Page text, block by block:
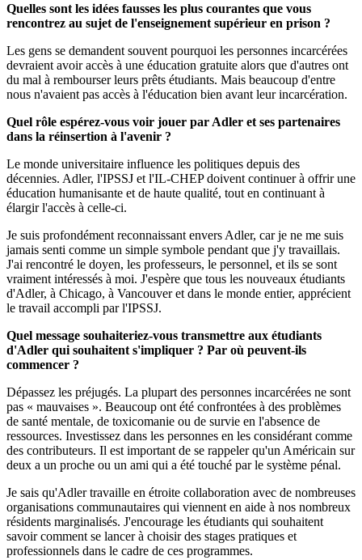
Quelles sont les idées fausses les plus courantes que vous
rencontrez au sujet de l'enseignement supérieur en prison ?
Les gens se demandent souvent pourquoi les personnes incarcérées
devraient avoir accès à une éducation gratuite alors que d'autres ont
du mal à rembourser leurs prêts étudiants. Mais beaucoup d'entre
nous n'avaient pas accès à l'éducation bien avant leur incarcération.
Quel rôle espérez-vous voir jouer par Adler et ses partenaires
dans la réinsertion à l'avenir ?
Le monde universitaire influence les politiques depuis des
décennies. Adler, l'IPSSJ et l'IL-CHEP doivent continuer à offrir une
éducation humanisante et de haute qualité, tout en continuant à
élargir l'accès à celle-ci.
Je suis profondément reconnaissant envers Adler, car je ne me suis
jamais senti comme un simple symbole pendant que j'y travaillais.
J'ai rencontré le doyen, les professeurs, le personnel, et ils se sont
vraiment intéressés à moi. J'espère que tous les nouveaux étudiants
d'Adler, à Chicago, à Vancouver et dans le monde entier, apprécient
le travail accompli par l'IPSSJ.
Quel message souhaiteriez-vous transmettre aux étudiants
d'Adler qui souhaitent s'impliquer ? Par où peuvent-ils
commencer ?
Dépassez les préjugés. La plupart des personnes incarcérées ne sont
pas « mauvaises ». Beaucoup ont été confrontées à des problèmes
de santé mentale, de toxicomanie ou de survie en l'absence de
ressources. Investissez dans les personnes en les considérant comme
des contributeurs. Il est important de se rappeler qu'un Américain sur
deux a un proche ou un ami qui a été touché par le système pénal.
Je sais qu'Adler travaille en étroite collaboration avec de nombreuses
organisations communautaires qui viennent en aide à nos nombreux
résidents marginalisés. J'encourage les étudiants qui souhaitent
savoir comment se lancer à choisir des stages pratiques et
professionnels dans le cadre de ces programmes.